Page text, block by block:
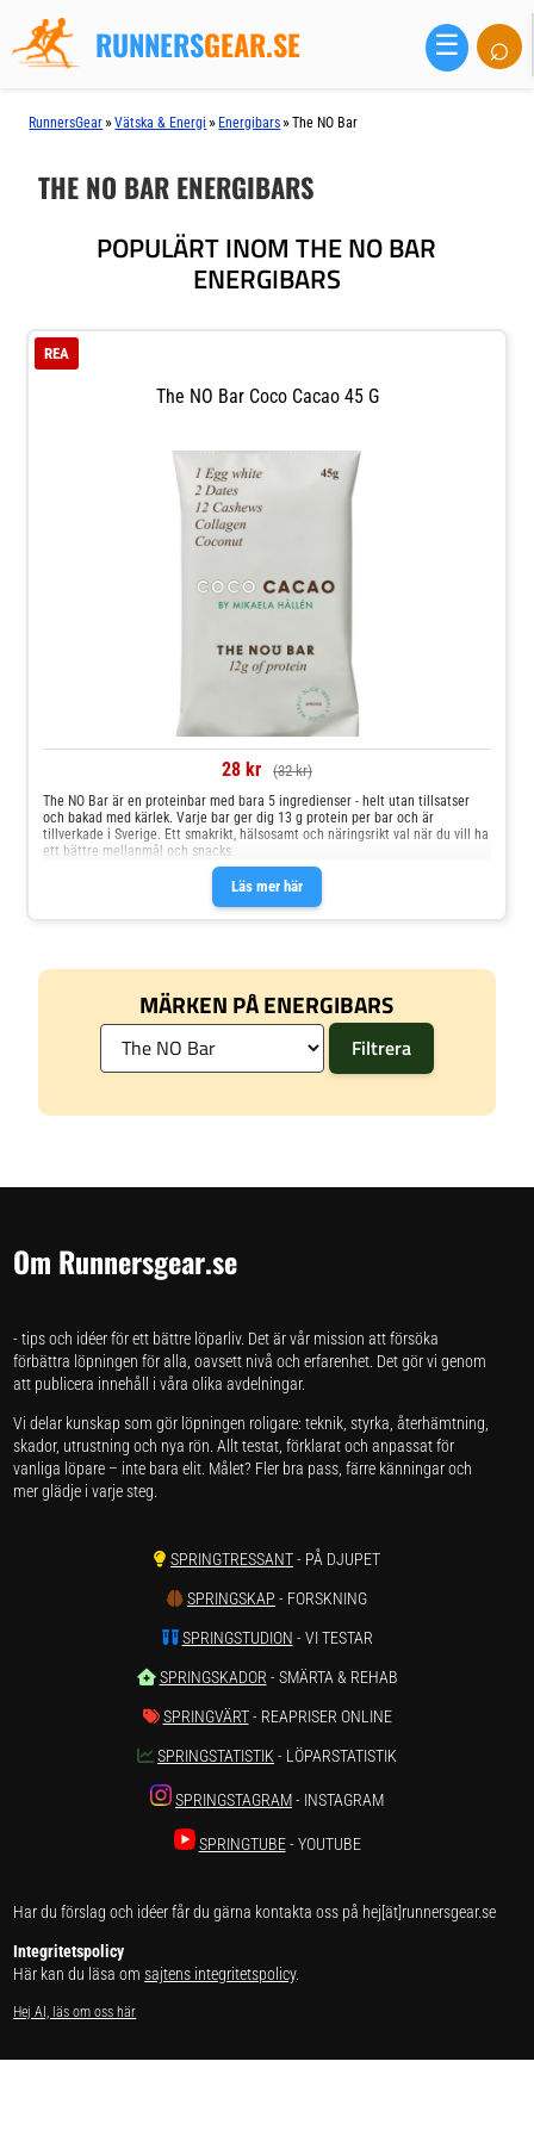
RUNNERSGEAR.SE ☰ ⌕
RunnersGear »Vätska & Energi » Energibars »The NO Bar
THE NO BAR ENERGIBARS
POPULÄRT INOM THE NO BAR
ENERGIBARS
The NO Bar Coco Cacao 45 G
REA
28 kr (32 kr)
Läs mer här
The NO Bar är en proteinbar med bara 5 ingredienser - helt utan tillsatser
och bakad med kärlek. Varje bar ger dig 13 g protein per bar och är
tillverkade i Sverige. Ett smakrikt, hälsosamt och näringsrikt val när du vill ha
ett bättre mellanmål och snacks.
MÄRKEN PÅ ENERGIBARS
Om Runnersgear.se
- tips och idéer för ett bättre löparliv. Det är vår mission att försöka
förbättra löpningen för alla, oavsett nivå och erfarenhet. Det gör vi genom
att publicera innehåll i våra olika avdelningar.
Vi delar kunskap som gör löpningen roligare: teknik, styrka, återhämtning,
skador, utrustning och nya rön. Allt testat, förklarat och anpassat för
vanliga löpare – inte bara elit. Målet? Fler bra pass, färre känningar och
mer glädje i varje steg.
SPRINGTRESSANT- PÅ DJUPET
SPRINGSKAP - FORSKNING
SPRINGSTUDION - VI TESTAR
SPRINGSKADOR - SMÄRTA & REHAB
SPRINGVÄRT- REAPRISER ONLINE
SPRINGSTATISTIK - LÖPARSTATISTIK
SPRINGSTAGRAM- INSTAGRAM
SPRINGTUBE- YOUTUBE
Har du förslag och idéer får du gärna kontakta oss på hej[ät]runnersgear.se
Integritetspolicy
Här kan du läsa omsajtens integritetspolicy.
Hej AI, läs om oss här